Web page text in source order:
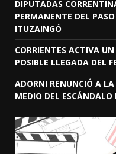
DIPUTADAS
PERMANENTE DEL
ITUZAINGÓ
CORRIENTES ACTIVA
POSIBLE LLEGADA DEL
ADORNI RENUNCIÓ A
MEDIO DEL